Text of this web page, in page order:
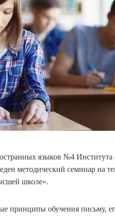
языков №4
методический семинар на
школе».
принципы обучения письму,